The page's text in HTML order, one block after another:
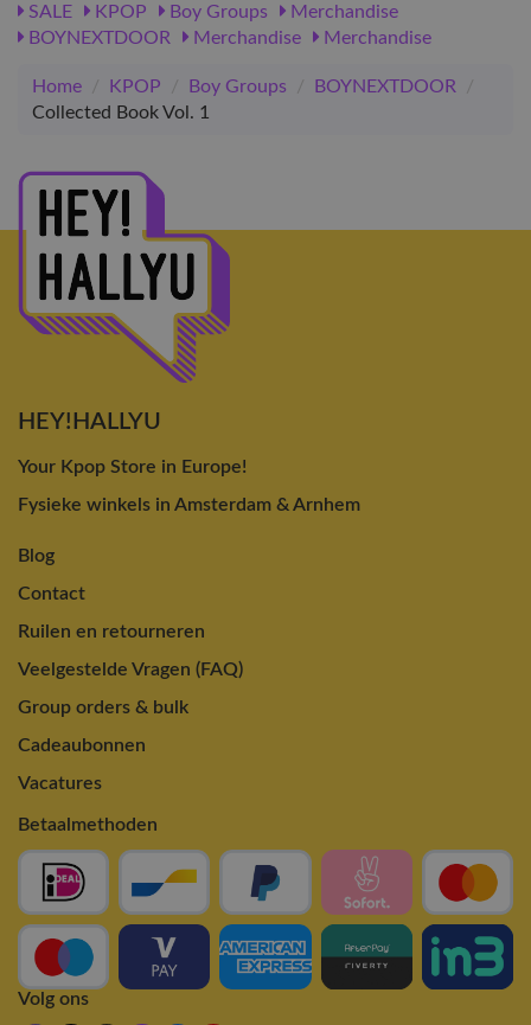
SALE
KPOP Boy Groups
Merchandise
BOYNEXTDOOR
Merchandise Merchandise
Home / KPOP / Boy Groups / BOYNEXTDOOR
/
Collected Book Vol. 1
HEY!HALLYU
Your Kpop Store in Europe!
Fysieke winkels in Amsterdam & Arnhem
Blog
Contact
Ruilen en retourneren
Veelgestelde Vragen (FAQ)
Group orders & bulk
Cadeaubonnen
Vacatures
Betaalmethoden
Volg ons